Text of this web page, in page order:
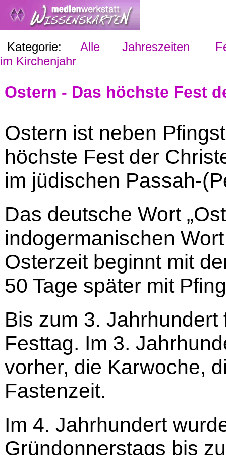
Kategorie: Alle Jahreszeiten
im Kirchenjahr
Ostern - Das höchste Fest
Ostern ist neben
höchste Fest der
im jüdischen Passah-
Das deutsche Wort
indogermanischen
Osterzeit beginnt mit
50 Tage später mit
Bis zum 3.
Festtag. Im 3.
vorher, die Karwoche,
Fastenzeit.
Im 4. Jahrhundert
Gründonnerstags bis